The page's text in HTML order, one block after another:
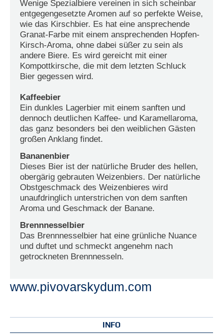
Wenige Spezialbiere vereinen in sich scheinbar
entgegengesetzte Aromen auf so perfekte Weise,
wie das Kirschbier. Es hat eine ansprechende
Granat-Farbe mit einem ansprechenden Hopfen-
Kirsch-Aroma, ohne dabei süßer zu sein als
andere Biere. Es wird gereicht mit einer
Kompottkirsche, die mit dem letzten Schluck
Bier gegessen wird.
Kaffeebier
Ein dunkles Lagerbier mit einem sanften und
dennoch deutlichen Kaffee- und Karamellaroma,
das ganz besonders bei den weiblichen Gästen
großen Anklang findet.
Bananenbier
Dieses Bier ist der natürliche Bruder des hellen,
obergärig gebrauten Weizenbiers. Der natürliche
Obstgeschmack des Weizenbieres wird
unaufdringlich unterstrichen von dem sanften
Aroma und Geschmack der Banane.
Brennnesselbier
Das Brennnesselbier hat eine grünliche Nuance
und duftet und schmeckt angenehm nach
getrockneten Brennnesseln.
www.pivovarskydum.com
INFO